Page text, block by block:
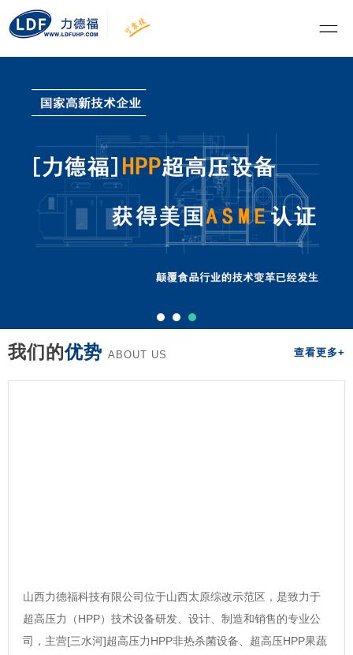
我们的优势 ABOUT US 查看更多+
山西力德福科技有限公司位于山西太原综改示范区，是致力于
超高压力（HPP）技术设备研发、设计、制造和销售的专业公
司，主营[三水河]超高压力HPP非热杀菌设备、超高压HPP果蔬